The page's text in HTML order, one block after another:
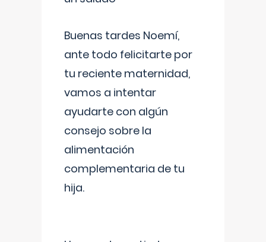
Buenas tardes Noemí,
ante todo felicitarte por
tu reciente maternidad,
vamos a intentar
ayudarte con algún
consejo sobre la
alimentación
complementaria de tu
hija.